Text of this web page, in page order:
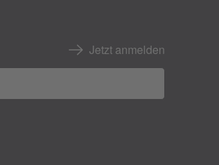
Jetzt anmelden